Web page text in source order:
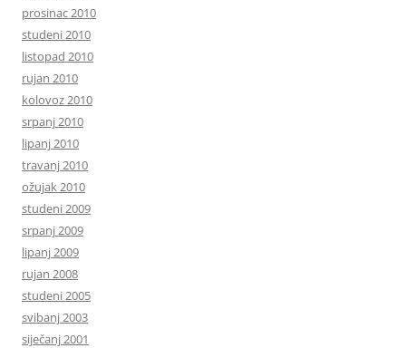
prosinac 2010
studeni 2010
listopad 2010
rujan 2010
kolovoz 2010
srpanj 2010
lipanj 2010
travanj 2010
ožujak 2010
studeni 2009
srpanj 2009
lipanj 2009
rujan 2008
studeni 2005
svibanj 2003
siječanj 2001